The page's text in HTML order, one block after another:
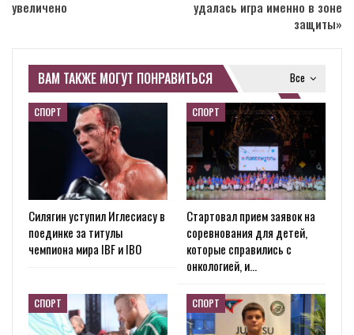
увеличено
удалась игра именно в зоне
защиты»
Все
ВАМ ТАКЖЕ МОГУТ ПОНРАВИТЬСЯ
СПОРТ
Силягин уступил Иглесиасу в
поединке за титулы
чемпиона мира IBF и IBO
СПОРТ
Стартовал прием заявок на
соревнования для детей,
которые справились с
онкологией, и…
СПОРТ СПОРТ